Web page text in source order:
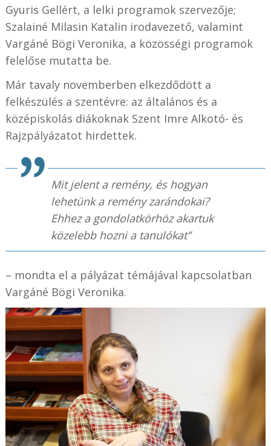
Gyuris Gellért, a lelki programok szervezője;
Szalainé Milasin Katalin irodavezető, valamint
Vargáné Bögi Veronika, a közösségi programok
felelőse mutatta be.
Már tavaly novemberben elkezdődött a
felkészülés a szentévre: az általános és a
középiskolás diákoknak Szent Imre Alkotó- és
Rajzpályázatot hirdettek.
Mit jelent a remény, és hogyan
lehetünk a remény zarándokai?
Ehhez a gondolatkörhöz akartuk
közelebb hozni a tanulókat”
– mondta el a pályázat témájával kapcsolatban
Vargáné Bögi Veronika.